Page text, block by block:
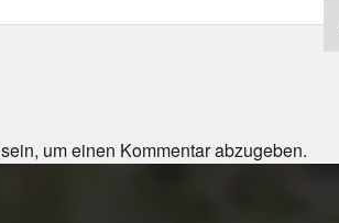
sein, um einen Kommentar abzugeben.